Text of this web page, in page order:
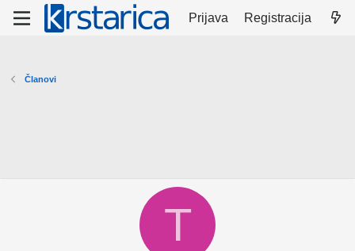
Prijava Registracija
Članovi
T